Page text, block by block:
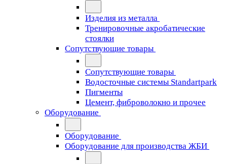
Изделия из металла
Тренировочные акробатические
стоялки
Сопутствующие товары
Сопутствующие товары
Водосточные системы Standartpark
Пигменты
Цемент, фиброволокно и прочее
Оборудование
Оборудование
Оборудование для производства ЖБИ